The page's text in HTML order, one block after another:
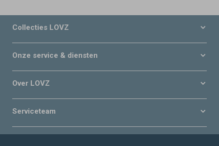
Collecties LOVZ
Onze service & diensten
Over LOVZ
Serviceteam